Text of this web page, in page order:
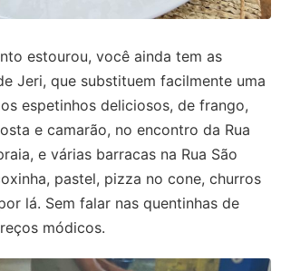
estourou, você ainda tem as
Jeri, que substituem facilmente uma
espetinhos deliciosos, de frango,
e camarão, no encontro da Rua
e várias barracas na Rua São
pastel, pizza no cone, churros
lá. Sem falar nas quentinhas de
módicos.